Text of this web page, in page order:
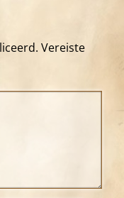
Vereiste